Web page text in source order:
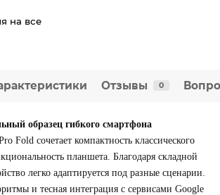
на все
Отзывы 0
образец гибкого смартфона
Fold сочетает компактность классического
планшета. Благодаря складной
легко адаптируется под разные сценарии.
и тесная интеграция с сервисами Google